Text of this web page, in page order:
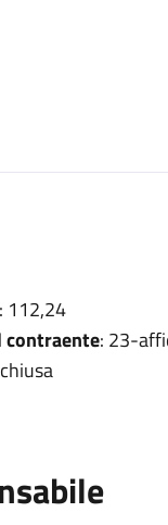
: 112,24
contraente: 23-